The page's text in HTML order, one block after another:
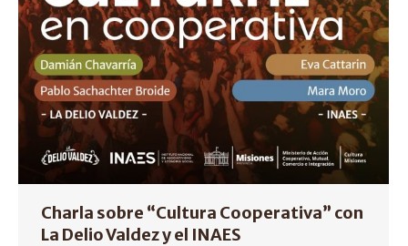
Charla sobre “Cultura Cooperativa” con
La Delio Valdez y el INAES